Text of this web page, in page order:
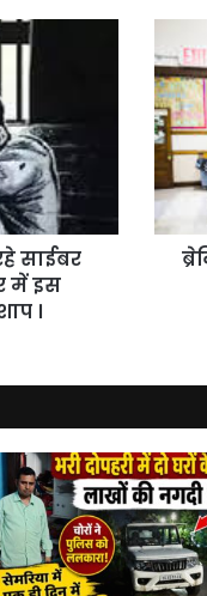
साईबर
में इस
।
-जल्द
ही
खुलेंगे
स्कूल:
फिर
से
स्कूलों
में